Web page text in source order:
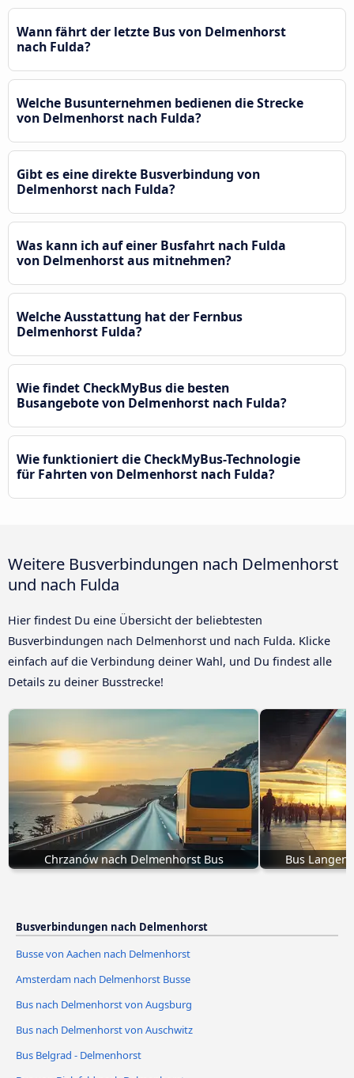
Wann fährt der letzte Bus von Delmenhorst
nach Fulda?
Welche Busunternehmen bedienen die Strecke
von Delmenhorst nach Fulda?
Gibt es eine direkte Busverbindung von
Delmenhorst nach Fulda?
Was kann ich auf einer Busfahrt nach Fulda
von Delmenhorst aus mitnehmen?
Welche Ausstattung hat der Fernbus
Delmenhorst Fulda?
Wie findet CheckMyBus die besten
Busangebote von Delmenhorst nach Fulda?
Wie funktioniert die CheckMyBus-Technologie
für Fahrten von Delmenhorst nach Fulda?
Weitere Busverbindungen nach Delmenhorst
und nach Fulda
Hier findest Du eine Übersicht der beliebtesten
Busverbindungen nach Delmenhorst und nach Fulda. Klicke
einfach auf die Verbindung deiner Wahl, und Du findest alle
Details zu deiner Busstrecke!
Chrzanów nach Delmenhorst Bus Bus
Busverbindungen nach Delmenhorst
Busse von Aachen nach Delmenhorst
Amsterdam nach Delmenhorst Busse
Bus nach Delmenhorst von Augsburg
Bus nach Delmenhorst von Auschwitz
Bus Belgrad - Delmenhorst